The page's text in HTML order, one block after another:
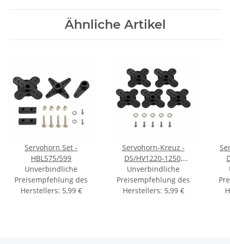
Ähnliche Artikel
Servohorn Set -
HBL575/599
Unverbindliche
Preisempfehlung des
Herstellers: 5,99 €
Servohorn-Kreuz -
DS/HV1220-1250,
HBL575/599
Unverbindliche
Preisempfehlung des
Herstellers: 5,99 €